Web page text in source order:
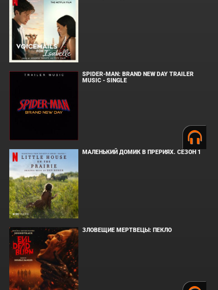
SPIDER-MAN: BRAND NEW DAY TRAILER
MUSIC - SINGLE
МАЛЕНЬКИЙ ДОМИК В ПРЕРИЯХ. СЕЗОН 1
ЗЛОВЕЩИЕ МЕРТВЕЦЫ: ПЕКЛО